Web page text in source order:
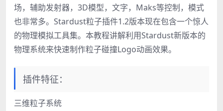
场，辅助发射器，3D模型，文字，Maks等控制，模式
也非常多。Stardust粒子插件1.2版本现在包含一个惊人
的物理模拟工具集。本教程讲解利用Stardust新版本的
物理系统来快速制作粒子碰撞Logo动画效果。
插件特征：
三维粒子系统